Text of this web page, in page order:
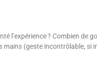
l’expérience ? Combien de
mains (geste incontrôlable, si